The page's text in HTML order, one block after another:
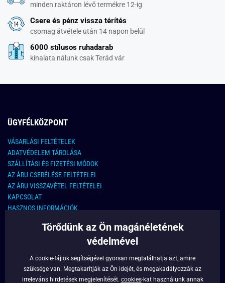
minden raktáron lévő termékre 12-ig
Csere és pénz vissza térítés
csomag átvétele után 14 napon belül
6000 stílusos ruhadarab
kínalata nálunk csak Terád vár
ÜGYFÉLKÖZPONT
VÁSARLÁSI FELTÉTELEK
ADATVÉDELEM TÁROLÁSA
SZÁLLÍTÁSI ÉS FIZETÉSI MÓDOK
AZ ÁRU CSERÉLÉSE FELTÉTELEI
AZ ÁRU VISSZAVÉTEL FELTÉTELEI
KAPCSOLAT
HASZNOS INFORMÁCIÓK
KAPCSOLAT
info@legyferfi.hu
FONTOS INFORMÁCIÓK
Törődünk az Ön magánéletének
védelmével
A cookie-fájlok segítségével gyorsan megtalálhatja azt, amire
szüksége van. Megtakarítják az Ön idejét, és megakadályozzák az
irreleváns hirdetések megjelenítését. cookies-kat használunk annak